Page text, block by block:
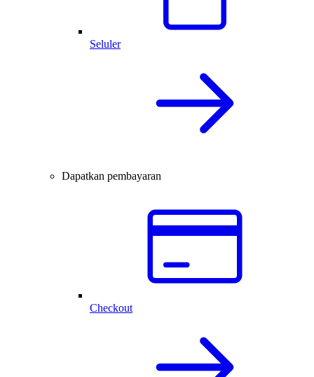
Seluler
Dapatkan pembayaran
Checkout